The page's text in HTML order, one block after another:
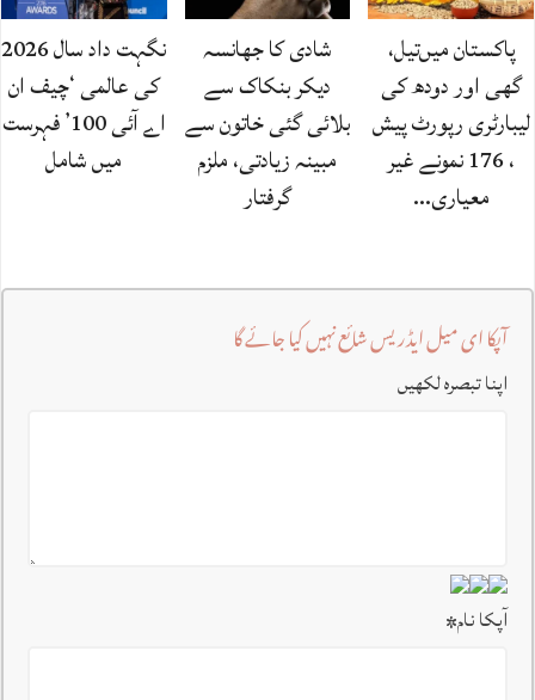
پاکستان میں‌تیل،
گھی اور دودھ کی
لیبارٹری رپورٹ پیش
، 176 نمونے غیر
معیاری…
شادی کا جھانسہ
دیکر بنکاک سے
بلائی گئی خاتون سے
مبینہ زیادتی، ملزم
گرفتار
نگہت داد سال 2026
کی عالمی ‘چیف ان
اے آئی 100’ فہرست
میں شامل
آپکا ای میل ایڈریس شائع نہیں کیا جائے گا
اپنا تبصرہ لکھیں
آپکا نام*